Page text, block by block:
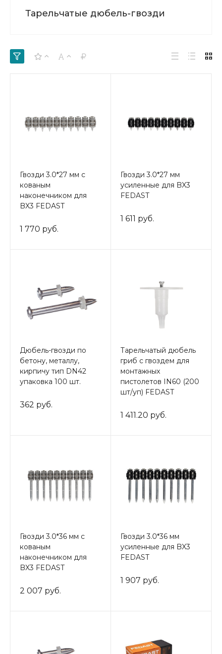
Тарельчатые дюбель-гвозди
Гвозди 3.0*27 мм с
кованым
наконечником для
BX3 FEDAST
1 770 руб.
Гвозди 3.0*27 мм
усиленные для BX3
FEDAST
1 611 руб.
Дюбель-гвозди по
бетону, металлу,
кирпичу тип DN42
упаковка 100 шт.
362 руб.
Тарельчатый дюбель
гриб с гвоздем для
монтажных
пистолетов IN60 (200
шт/уп) FEDAST
1 411.20 руб.
Гвозди 3.0*36 мм с
кованым
наконечником для
BX3 FEDAST
2 007 руб.
Гвозди 3.0*36 мм
усиленные для BX3
FEDAST
1 907 руб.